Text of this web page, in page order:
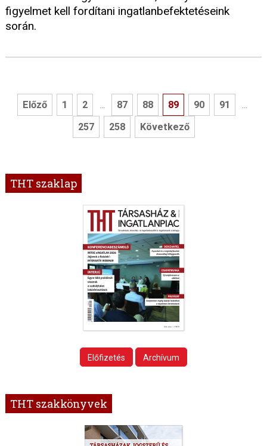
figyelmet kell fordítani ingatlanbefektetéseink
során.
Előző 1 2 ... 87 88 89 90 91 ...
257 258 Következő
THT szaklap
Előfizetés Archívum
THT szakkönyvek